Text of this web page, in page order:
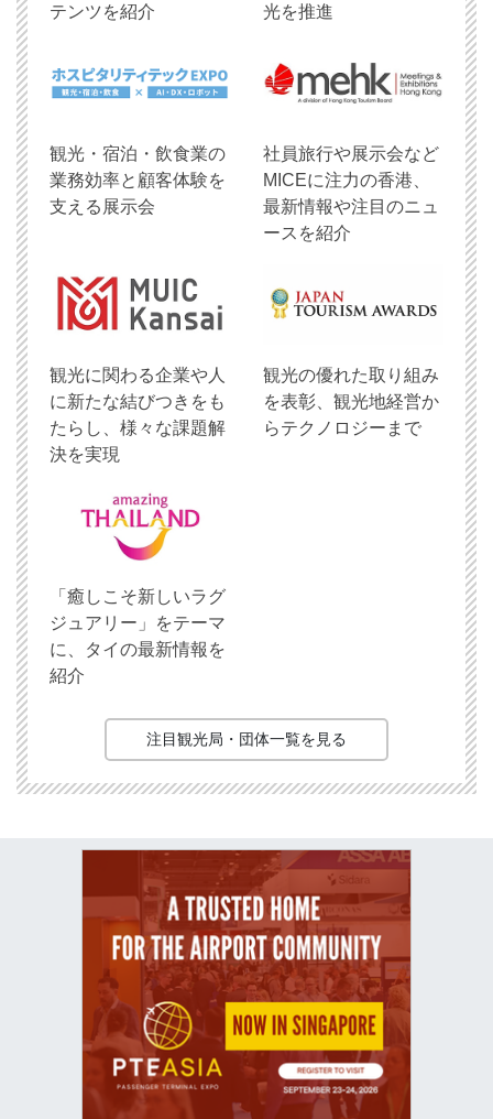
テンツを紹介
光を推進
観光・宿泊・飲食業の
業務効率と顧客体験を
支える展示会
社員旅行や展示会など
MICEに注力の香港、
最新情報や注目のニュ
ースを紹介
観光に関わる企業や人
に新たな結びつきをも
たらし、様々な課題解
決を実現
観光の優れた取り組み
を表彰、観光地経営か
らテクノロジーまで
「癒しこそ新しいラグ
ジュアリー」をテーマ
に、タイの最新情報を
紹介
注目観光局・団体一覧を見る